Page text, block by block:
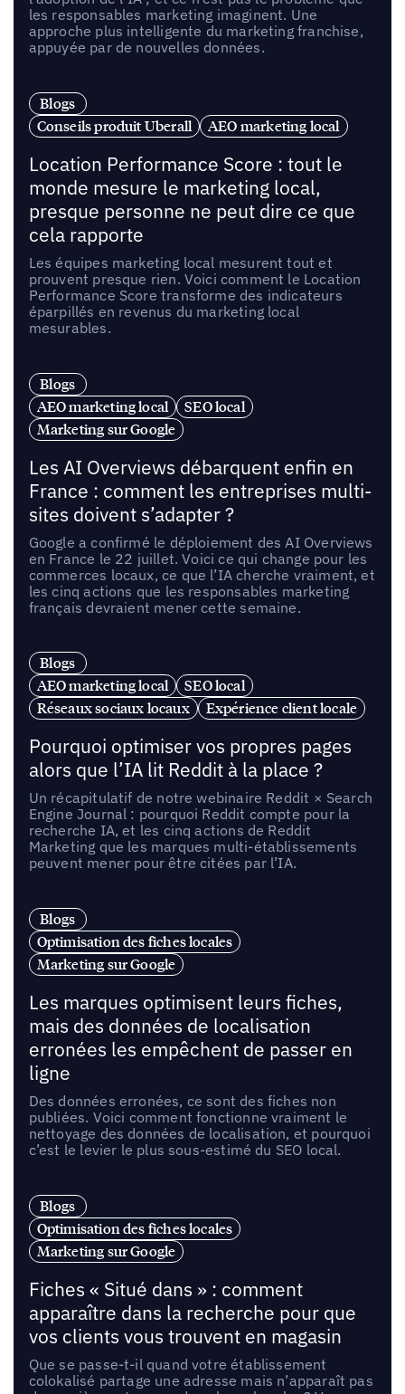
les responsables marketing imaginent. Une
approche plus intelligente du marketing franchise,
appuyée par de nouvelles données.
Blogs
Conseils produit Uberall
AEO marketing local
Location Performance Score : tout le
monde mesure le marketing local,
presque personne ne peut dire ce que
cela rapporte
Les équipes marketing local mesurent tout et
prouvent presque rien. Voici comment le Location
Performance Score transforme des indicateurs
éparpillés en revenus du marketing local
mesurables.
Blogs
AEO marketing local
SEO local
Marketing sur Google
Les AI Overviews débarquent enfin en
France : comment les entreprises multi-
sites doivent s’adapter ?
Google a confirmé le déploiement des AI Overviews
en France le 22 juillet. Voici ce qui change pour les
commerces locaux, ce que l’IA cherche vraiment, et
les cinq actions que les responsables marketing
français devraient mener cette semaine.
Blogs
AEO marketing local
SEO local
Réseaux sociaux locaux
Expérience client locale
Pourquoi optimiser vos propres pages
alors que l’IA lit Reddit à la place ?
Un récapitulatif de notre webinaire Reddit × Search
Engine Journal : pourquoi Reddit compte pour la
recherche IA, et les cinq actions de Reddit
Marketing que les marques multi-établissements
peuvent mener pour être citées par l’IA.
Blogs
Optimisation des fiches locales
Marketing sur Google
Les marques optimisent leurs fiches,
mais des données de localisation
erronées les empêchent de passer en
ligne
Des données erronées, ce sont des fiches non
publiées. Voici comment fonctionne vraiment le
nettoyage des données de localisation, et pourquoi
c’est le levier le plus sous-estimé du SEO local.
Blogs
Optimisation des fiches locales
Marketing sur Google
Fiches « Situé dans » : comment
apparaître dans la recherche pour que
vos clients vous trouvent en magasin
Que se passe-t-il quand votre établissement
colokalisé partage une adresse mais n’apparaît pas